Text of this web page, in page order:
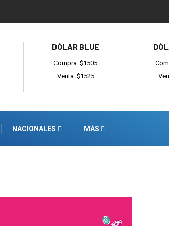
DÓLAR BLUE
Compra: $1505
Venta: $1525
NACIONALES MÁS